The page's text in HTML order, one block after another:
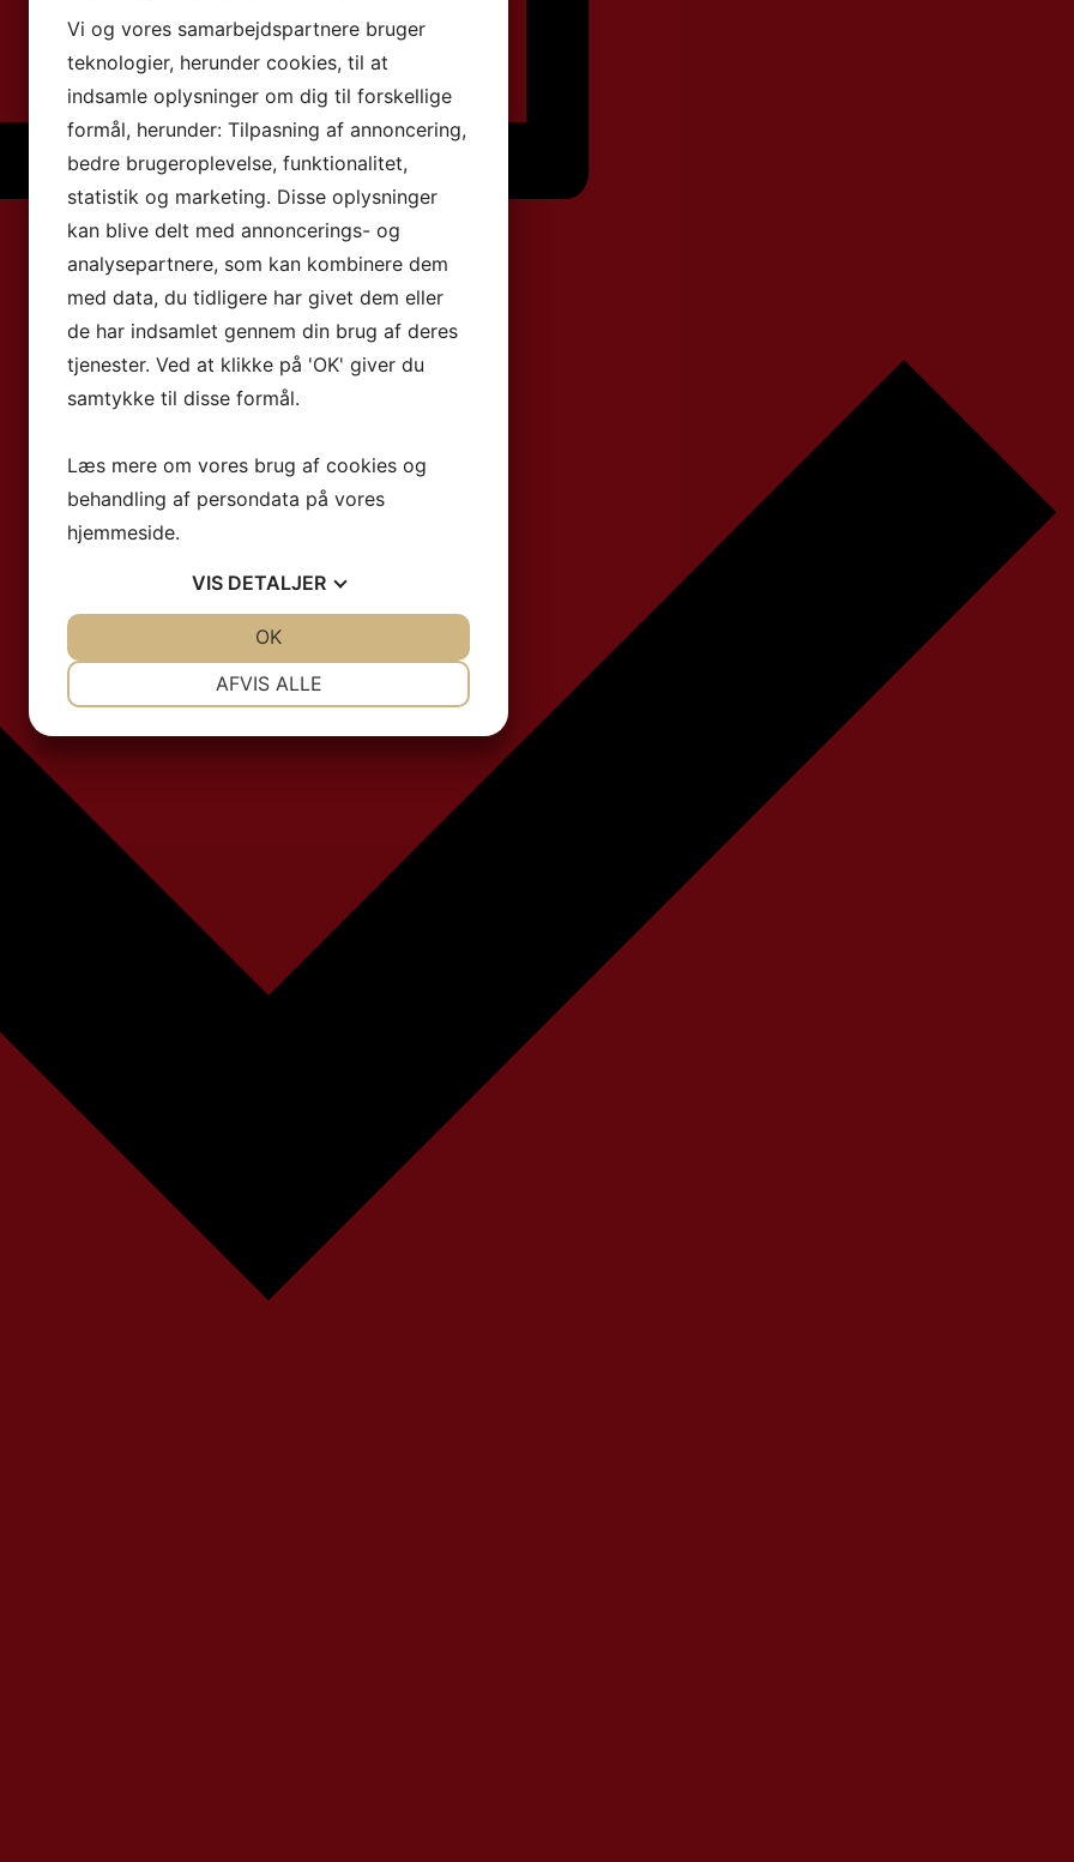
Vi og vores samarbejdspartnere bruger
teknologier, herunder cookies, til at
indsamle oplysninger om dig til forskellige
formål, herunder: Tilpasning af annoncering,
bedre brugeroplevelse, funktionalitet,
statistik og marketing. Disse oplysninger
kan blive delt med annoncerings- og
analysepartnere, som kan kombinere dem
med data, du tidligere har givet dem eller
de har indsamlet gennem din brug af deres
tjenester. Ved at klikke på 'OK' giver du
samtykke til disse formål.
Læs mere om vores brug af cookies og
behandling af persondata på vores
hjemmeside.
VIS DETALJER
AFVIS ALLE
OK